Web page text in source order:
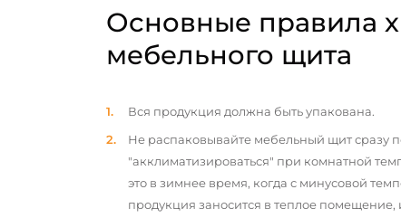
Основные правила
мебельного щита
Вся продукция должна быть упакована.
Не распаковывайте мебельный щит сразу
"акклиматизироваться" при комнатной
это в зимнее время, когда с минусовой
продукция заносится в теплое